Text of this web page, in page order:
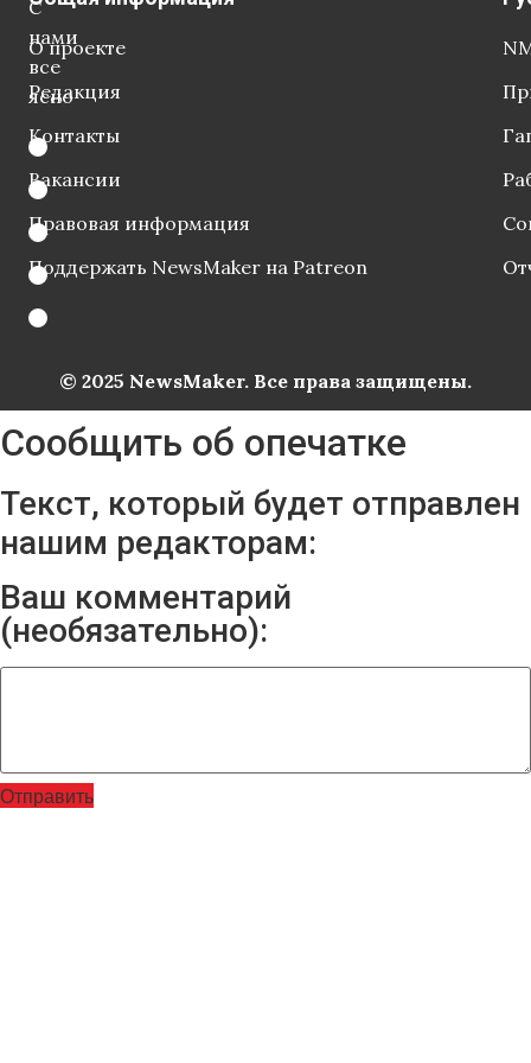
С
нами
все
ясно
О проекте
Редакция
Контакты
Вакансии
Правовая информация
Поддержать NewsMaker на Patreon
© 2025 NewsMaker. Все права защищены.
Сообщить об опечатке
Текст, который будет отправлен
нашим редакторам:
Ваш комментарий
(необязательно):
Отправить